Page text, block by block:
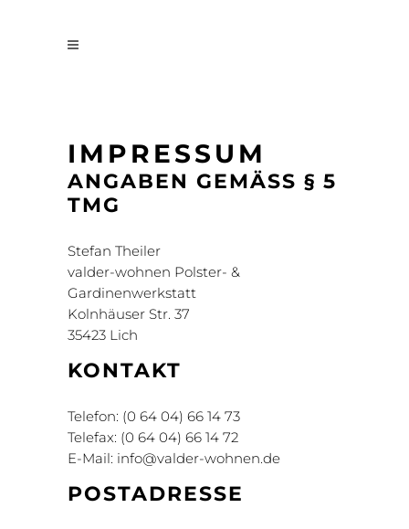
IMPRESSUM
ANGABEN GEMÄSS § 5 T
MG
Stefan Theiler
valder-wohnen Polster- &
Gardinenwerkstatt
Kolnhäuser Str. 37
35423 Lich
KONTAKT
Telefon: (0 64 04) 66 14 73
Telefax: (0 64 04) 66 14 72
E-Mail: info@valder-wohnen.de
POSTADRESSE